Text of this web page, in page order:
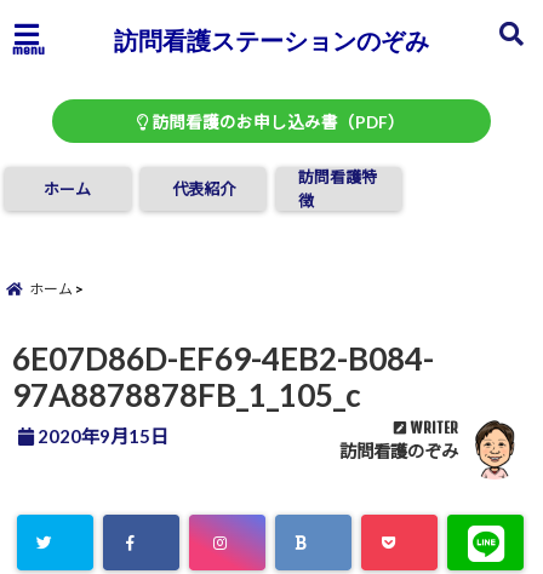
menu 訪問看護ステーションのぞみ
訪問看護のお申し込み書（PDF）
ホーム 代表紹介
訪問看護特
徴
ホーム
6E07D86D-EF69-4EB2-B084-
97A8878878FB_1_105_c
2020年9月15日 WRITER
訪問看護のぞみ